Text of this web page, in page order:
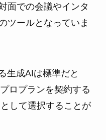
面での会議やインタ
ツールとなっていま
生成AIは標準だと
ロプランを契約する
して選択することが